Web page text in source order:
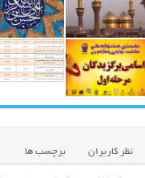
نظر کاربران برچسب ها